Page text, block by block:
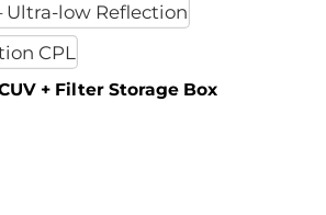
Ultra-low Reflection
CPL
+ Filter Storage Box